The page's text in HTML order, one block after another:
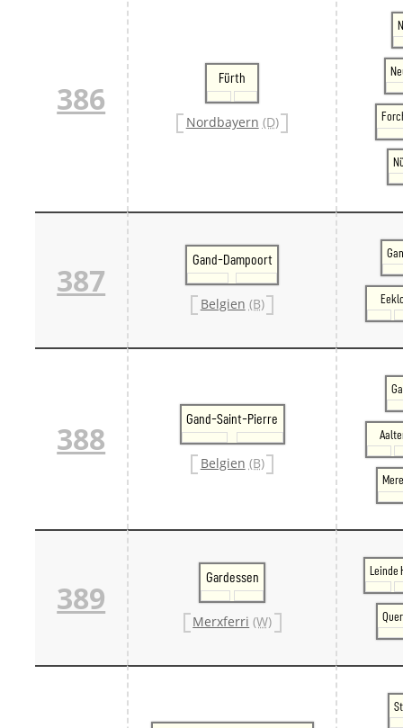
386
Fürth
Nordbayern (D)
387
Gand-Dampoort
Belgien (B)
388
Gand-Saint-Pierre
Belgien (B)
389
Gardessen
Merxferri (W)
Leinde